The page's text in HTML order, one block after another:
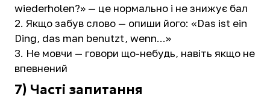
wiederholen?» — це нормально і не знижує бал
Якщо забув слово — опиши його: «Das ist ein
Ding, das man benutzt, wenn...»
Не мовчи — говори що-небудь, навіть якщо не
впевнений
7) Часті запитання